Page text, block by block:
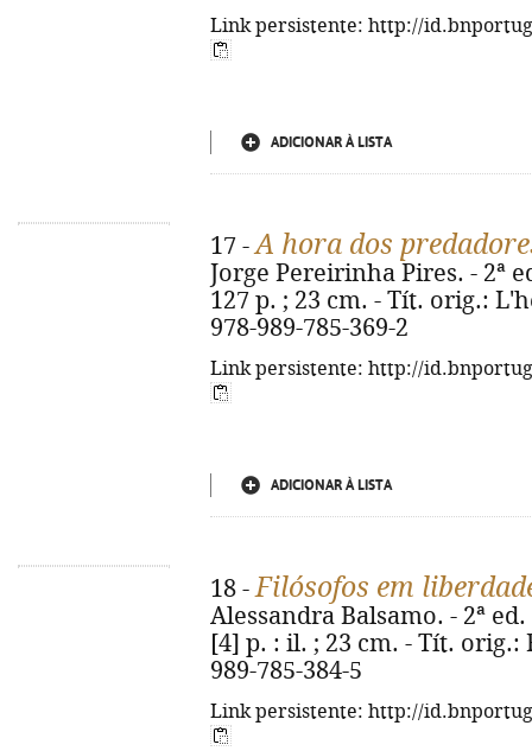
Link persistente: http://
ADICIONAR À LISTA
17 -A hora dos
Jorge Pereirinha Pires. - 2ª
127 p. ; 23 cm. - Tít. orig.:
978-989-785-369-2
Link persistente: http://
ADICIONAR À LISTA
18 -Filósofos em
Alessandra Balsamo. - 2ª
[4] p. : il. ; 23 cm. - Tít.
989-785-384-5
Link persistente: http://